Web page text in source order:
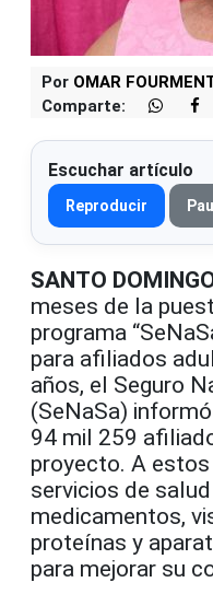
Por OMAR
Comparte:
Escuchar artículo
Reproducir
SANTO
meses de la
programa
para afiliados
años, el Seguro
(SeNaSa)
94 mil 259
proyecto. A
servicios de
medicamentos,
proteínas y
para mejorar su